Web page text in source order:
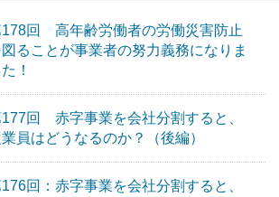
回 高年齢労働者の労働災害防止
図ることが事業者の努力義務になりま
！
回 赤字事業を会社分割すると、
員はどうなるのか？（後編）
回：赤字事業を会社分割すると、